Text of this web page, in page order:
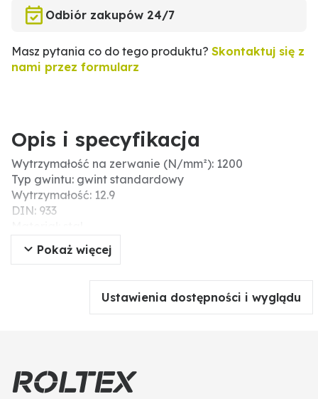
Odbiór zakupów 24/7
Masz pytania co do tego produktu? Skontaktuj się z
nami przez formularz
Opis i specyfikacja
Wytrzymałość na zerwanie (N/mm²): 1200
Typ gwintu: gwint standardowy
Wytrzymałość: 12.9
DIN: 933
Skok gwintu: 1,25
Długość (mm): 45
Typ: śruby z łbem sześciokątnym
Pokaż więcej
Ustawienia dostępności i wyglądu